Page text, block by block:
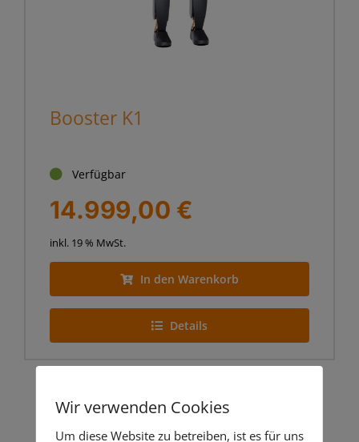
Booster K1
Verfügbar
14.999,00 €
inkl. 19 % MwSt.
In den Warenkorb
Details
Wir verwenden Cookies
Um diese Website zu betreiben, ist es für uns